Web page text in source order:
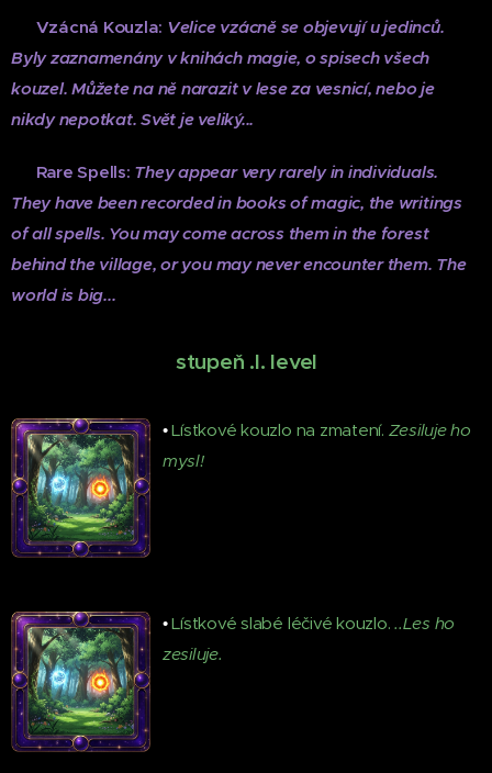
Vzácná Kouzla: Velice vzácně se objevují u jedinců.
Byly zaznamenány v knihách magie, o spisech všech
kouzel. Můžete na ně narazit v lese za vesnicí, nebo je
nikdy nepotkat. Svět je veliký...
Rare Spells: They appear very rarely in individuals.
They have been recorded in books of magic, the writings
of all spells. You may come across them in the forest
behind the village, or you may never encounter them. The
world is big...
stupeň .I. level
•Lístkové kouzlo na zmatení. Zesiluje ho
mysl!
•Lístkové slabé léčivé kouzlo...Les ho
zesiluje.